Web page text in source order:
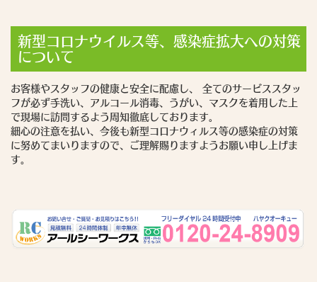
新型コロナウイルス等、感染症拡大への対策
について
お客様やスタッフの健康と安全に配慮し、 全てのサービススタッ
フが必ず手洗い、アルコール消毒、うがい、マスクを着用した上
で現場に訪問するよう周知徹底しております。
細心の注意を払い、今後も新型コロナウィルス等の感染症の対策
に努めてまいりますので、ご理解賜りますようお願い申し上げま
す。